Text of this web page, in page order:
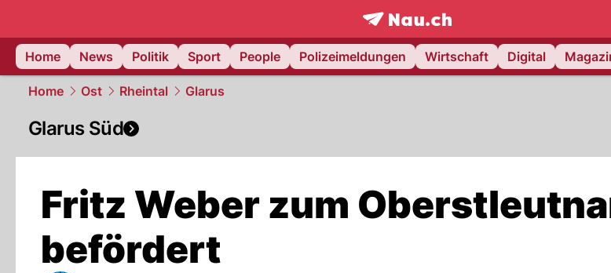
frontpage.NAU.ch
Home
News Politik Sport People Polizeimeldungen Wirtschaft Digital
Home Ost Rheintal Glarus
Glarus Süd
Fritz Weber zum
befördert